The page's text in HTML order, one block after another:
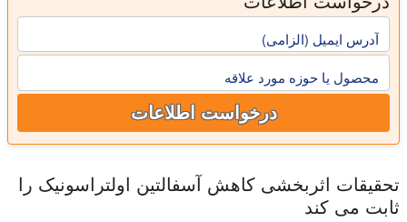
آدرس ایمیل (الزامی)
محصول یا حوزه مورد علاقه
درخواست اطلاعات
تحقیقات اثربخشی کاهش آسفالتین اولتراسونیک را
ثابت می کند